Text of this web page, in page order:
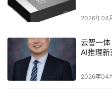
2026年04
云智一
AI推理新
2026年04